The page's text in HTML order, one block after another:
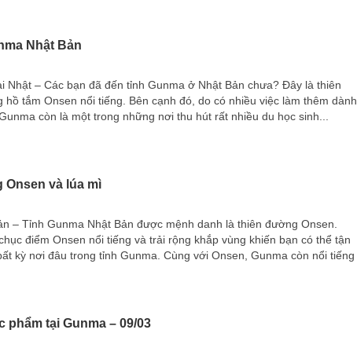
Nhật Bản
Nhật – Các bạn đã đến tỉnh Gunma ở Nhật Bản chưa? Đây là thiên
tắm Onsen nổi tiếng. Bên cạnh đó, do có nhiều việc làm thêm dành
còn là một trong những nơi thu hút rất nhiều du học sinh...
Onsen và lúa mì
– Tỉnh Gunma Nhật Bản được mệnh danh là thiên đường Onsen.
điểm Onsen nổi tiếng và trải rộng khắp vùng khiến bạn có thể tận
kỳ nơi đâu trong tỉnh Gunma. Cùng với Onsen, Gunma còn nổi tiếng
tại Gunma – 09/03